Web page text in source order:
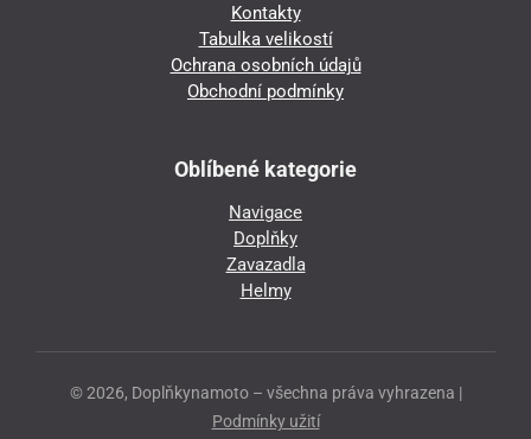
Kontakty
Tabulka velikostí
Ochrana osobních údajů
Obchodní podmínky
Oblíbené kategorie
Navigace
Doplňky
Zavazadla
Helmy
© 2026, Doplňkynamoto – všechna práva vyhrazena |
Podmínky užití